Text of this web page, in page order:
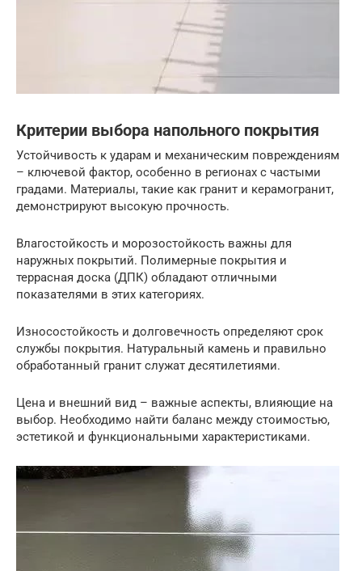
Критерии выбора напольного покрытия
Устойчивость к ударам и механическим повреждениям
– ключевой фактор, особенно в регионах с частыми
градами. Материалы, такие как гранит и керамогранит,
демонстрируют высокую прочность.
Влагостойкость и морозостойкость важны для
наружных покрытий. Полимерные покрытия и
террасная доска (ДПК) обладают отличными
показателями в этих категориях.
Износостойкость и долговечность определяют срок
службы покрытия. Натуральный камень и правильно
обработанный гранит служат десятилетиями.
Цена и внешний вид – важные аспекты, влияющие на
выбор. Необходимо найти баланс между стоимостью,
эстетикой и функциональными характеристиками.